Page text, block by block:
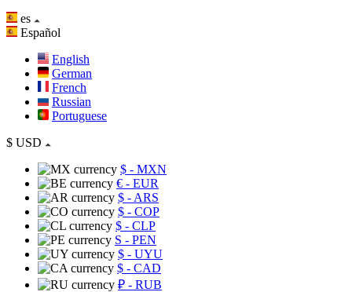
es
Español
English
German
French
Russian
Portuguese
$ USD
$ - MXN
€ - EUR
$ - ARS
$ - COP
$ - CLP
S - PEN
$ - UYU
$ - CAD
₽ - RUB